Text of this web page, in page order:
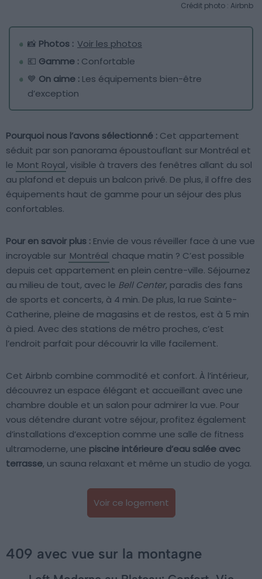
Crédit photo : Airbnb
📸 Photos : Voir les photos
💶 Gamme : Confortable
💙 On aime : Les équipements bien-être
d’exception
Pourquoi nous l’avons sélectionné : Cet appartement
séduit par son panorama époustouflant sur Montréal et
le Mont Royal, visible à travers des fenêtres allant du sol
au plafond et depuis un balcon privé. De plus, il offre des
équipements haut de gamme pour un séjour des plus
confortables.
Pour en savoir plus : Envie de vous réveiller face à une vue
incroyable sur Montréal chaque matin ? C’est possible
depuis cet appartement en plein centre-ville. Séjournez
au milieu de tout, avec le Bell Center, paradis des fans
de sports et concerts, à 4 min. De plus, la rue Sainte-
Catherine, pleine de magasins et de restos, est à 5 min
à pied. Avec des stations de métro proches, c’est
l’endroit parfait pour découvrir la ville facilement.
Cet Airbnb combine commodité et confort. À l’intérieur,
découvrez un espace élégant et accueillant avec une
chambre double et un salon pour admirer la vue. Pour
vous détendre durant votre séjour, profitez également
d’installations d’exception comme une salle de fitness
ultramoderne, une piscine intérieure d’eau salée avec
terrasse, un sauna relaxant et même un studio de yoga.
Voir ce logement
409 avec vue sur la montagne